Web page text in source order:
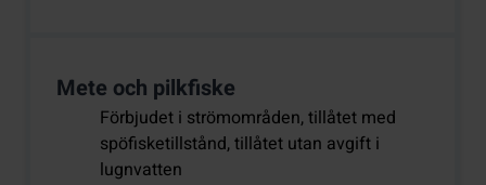
Mete och pilkfiske
Förbjudet i strömområden, tillåtet med
spöfisketillstånd, tillåtet utan avgift i
lugnvatten